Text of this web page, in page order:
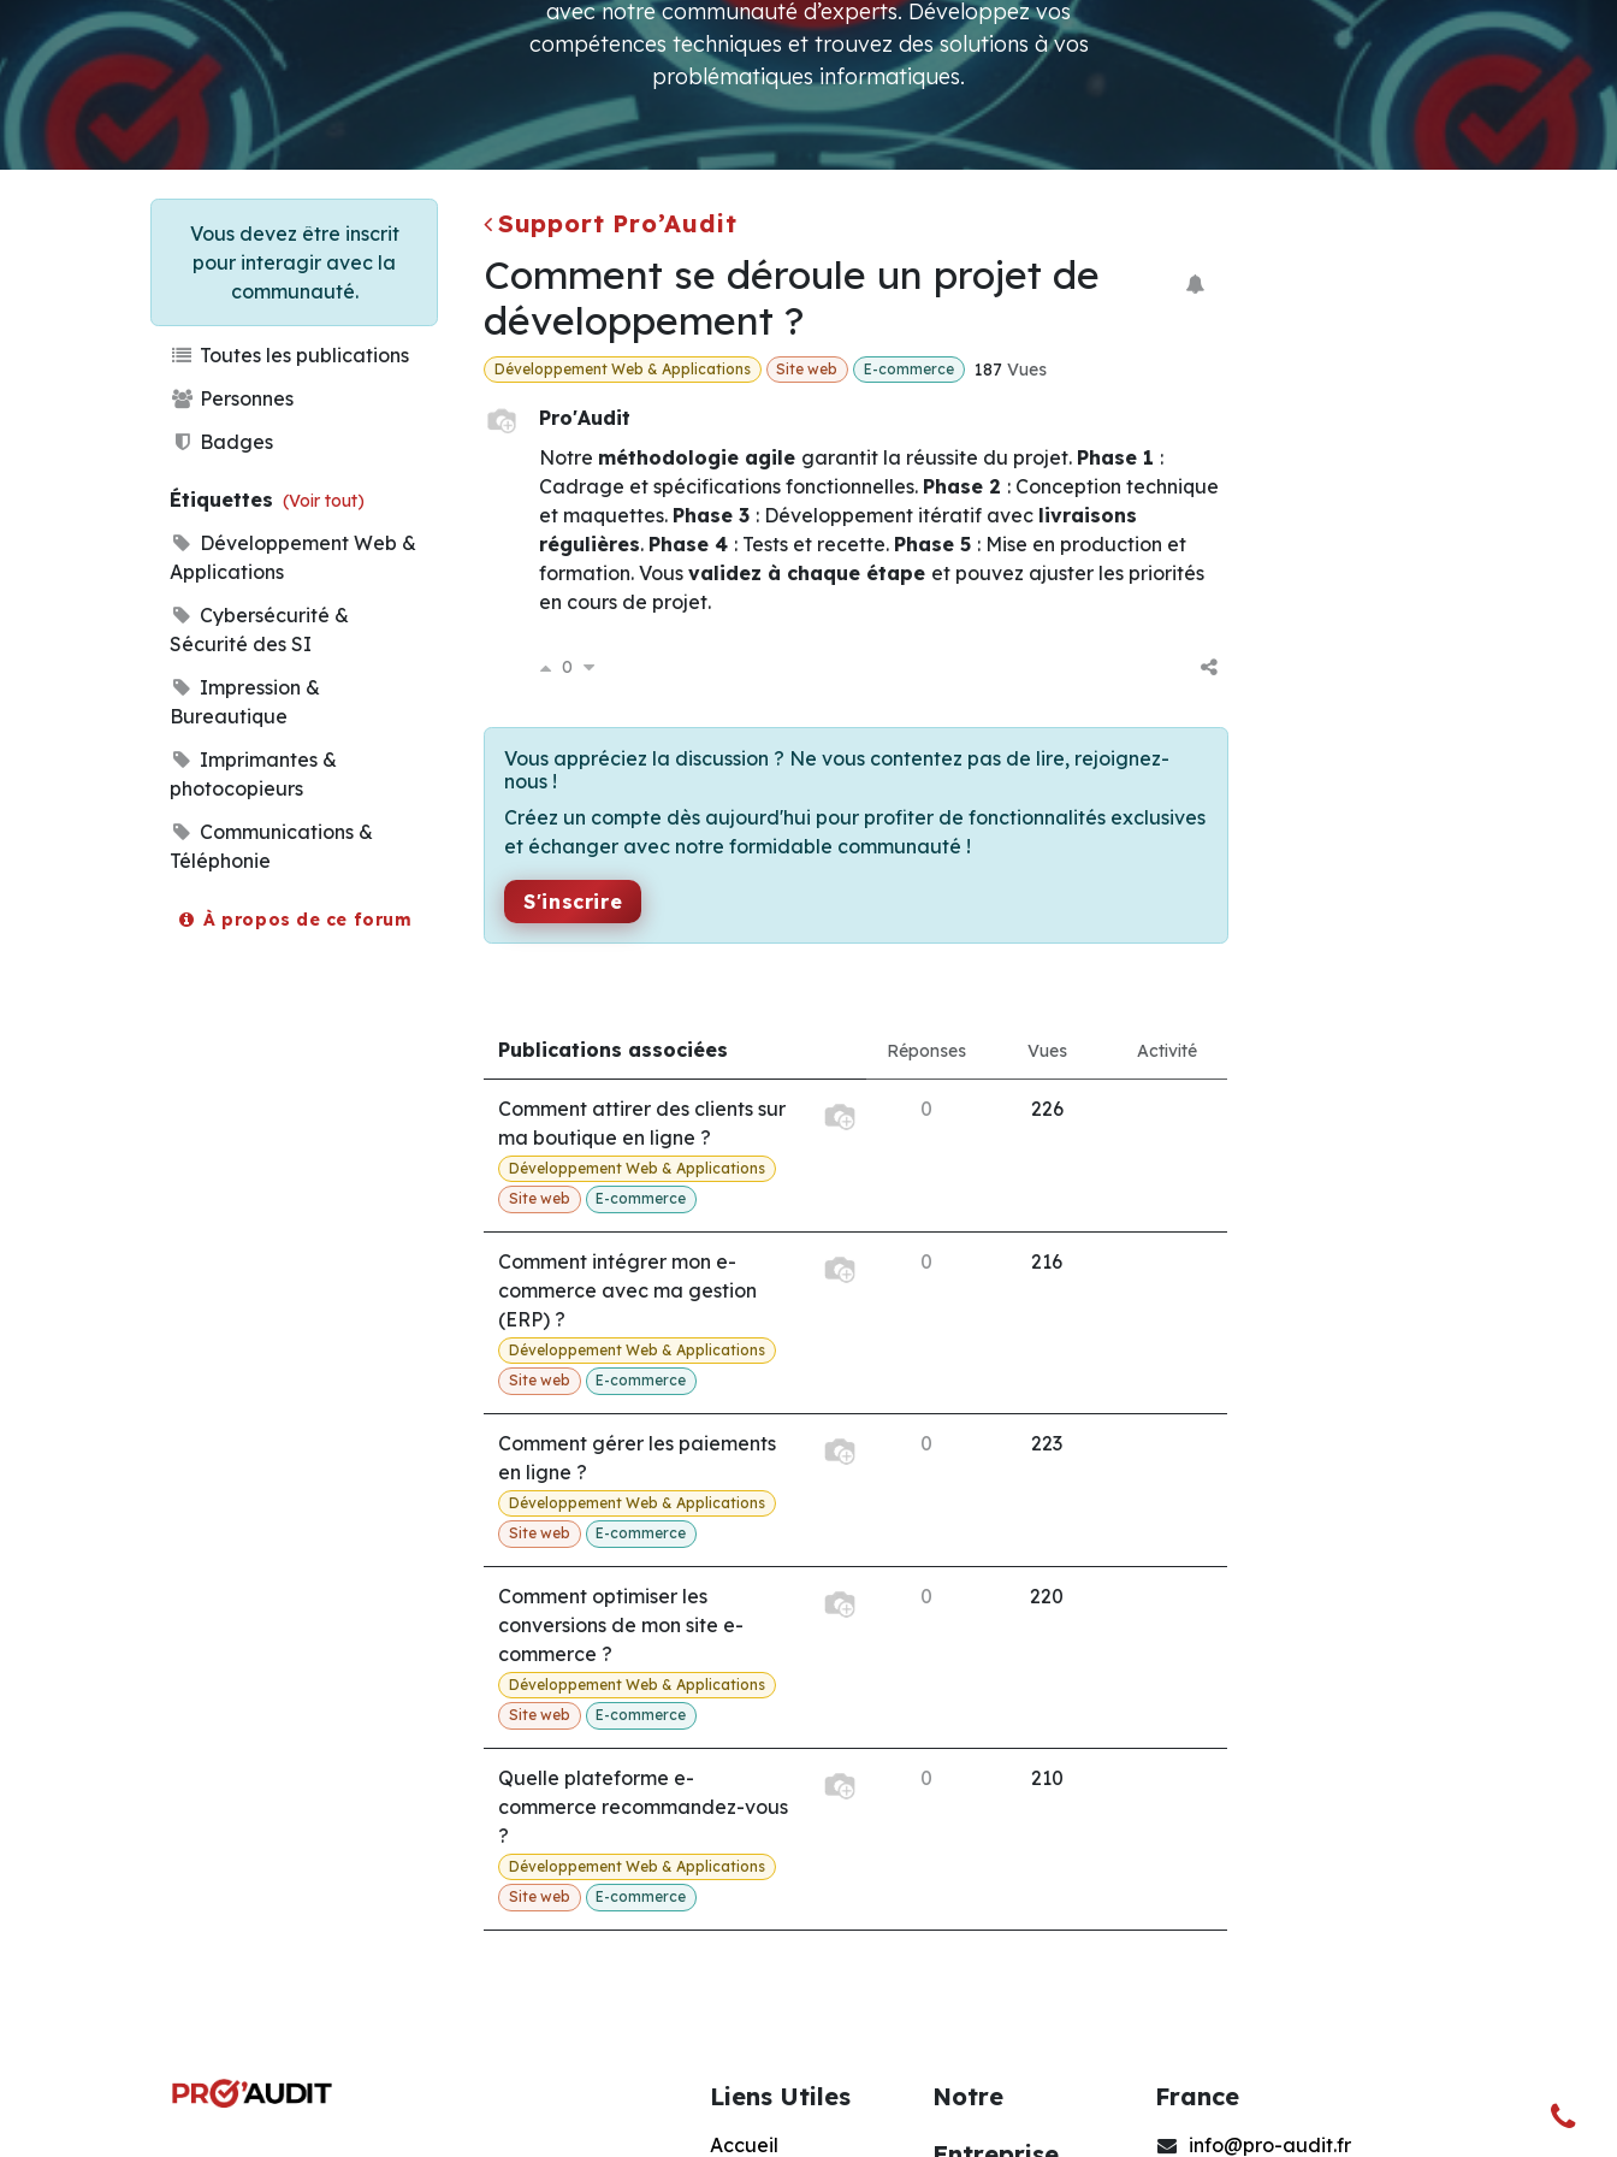
avec notre communauté d’experts. Développez vos
compétences techniques et trouvez des solutions à vos
problématiques informatiques.
Vous devez être inscrit
pour interagir avec la
communauté.
Toutes les publications
Personnes
Badges
Étiquettes (Voir tout)
Développement Web &
Applications
Cybersécurité &
Sécurité des SI
Impression &
Bureautique
Imprimantes &
photocopieurs
Communications &
Téléphonie
À propos de ce forum
Support Pro’Audit
Comment se déroule un projet de
développement ?
Développement Web & Applications Site web E-commerce 187 Vues
Pro'Audit
Notre méthodologie agile garantit la réussite du projet. Phase 1 :
Cadrage et spécifications fonctionnelles. Phase 2 : Conception technique
et maquettes. Phase 3 : Développement itératif avec livraisons
régulières. Phase 4 : Tests et recette. Phase 5 : Mise en production et
formation. Vous validez à chaque étape et pouvez ajuster les priorités
en cours de projet.
0
Vous appréciez la discussion ? Ne vous contentez pas de lire, rejoignez-
nous !
Créez un compte dès aujourd'hui pour profiter de fonctionnalités exclusives
et échanger avec notre formidable communauté !
S'inscrire
Publications associées Réponses Vues Activité
Comment attirer des clients sur
ma boutique en ligne ?
Développement Web & Applications
Site web
E-commerce
0 226
Comment intégrer mon e-
commerce avec ma gestion
(ERP) ?
Développement Web & Applications
Site web
E-commerce
0 216
Comment gérer les paiements
en ligne ?
Développement Web & Applications
Site web
E-commerce
0 223
Comment optimiser les
conversions de mon site e-
commerce ?
Développement Web & Applications
Site web
E-commerce
0 220
Quelle plateforme e-
commerce recommandez-vous
?
Développement Web & Applications
Site web
E-commerce
0 210
Liens Utiles
Accueil
Notre
France
info@pro-audit.fr